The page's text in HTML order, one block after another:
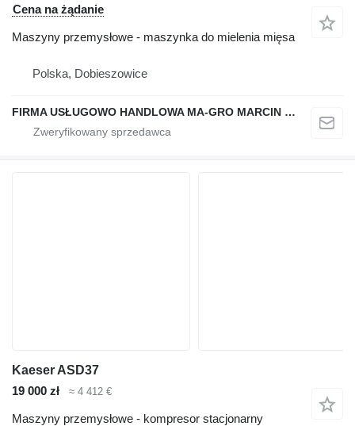
Cena na żądanie
Maszyny przemysłowe - maszynka do mielenia mięsa
Polska, Dobieszowice
FIRMA USŁUGOWO HANDLOWA MA-GRO MARCIN GROCHOWSKI
Kaeser ASD37
19 000 zł
≈ 4 412 €
Maszyny przemysłowe - kompresor stacjonarny